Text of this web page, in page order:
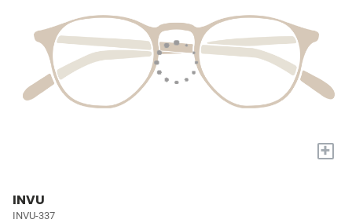
+
INVU
INVU-337